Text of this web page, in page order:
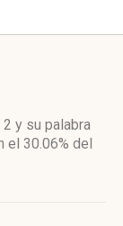
2 y su palabra
el 30.06% del